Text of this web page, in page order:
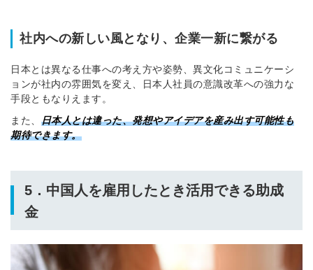
社内への新しい風となり、企業一新に繋がる
日本とは異なる仕事への考え方や姿勢、異文化コミュニケーシ
ョンが社内の雰囲気を変え、日本人社員の意識改革への強力な
手段ともなりえます。
また、 日本人とは違った、発想やアイデアを産み出す可能性も
期待できます。
5．中国人を雇用したとき活用できる助成
金